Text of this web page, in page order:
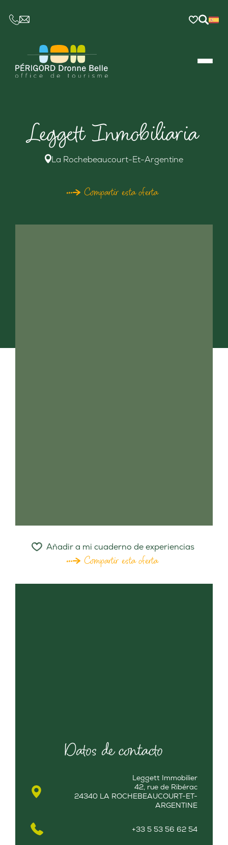
CE LIEN OUVRIRA VOTRE LOGICIEL DE
Leggett Inmobiliaria
La Rochebeaucourt-Et-Argentine
Compartir esta oferta
Añadir a mi cuaderno de experiencias
Compartir esta oferta
Datos de contacto
Leggett Immobilier
42, rue de Ribérac
24340 LA ROCHEBEAUCOURT-ET-
ARGENTINE
+33 5 53 56 62 54